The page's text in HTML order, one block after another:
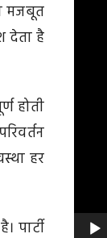
मजबूत
देता है
होती
हर
पार्टी